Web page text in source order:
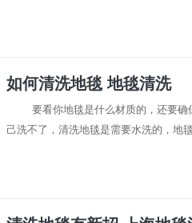
如何清洗地毯 地毯清洗
要看你地毯是什么材质的，还要
己洗不了，清洗地毯是需要水洗的，地